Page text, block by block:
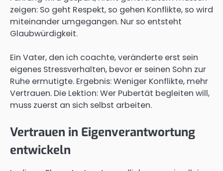
zeigen: So geht Respekt, so gehen Konflikte, so wird
miteinander umgegangen. Nur so entsteht
Glaubwürdigkeit.
Ein Vater, den ich coachte, veränderte erst sein
eigenes Stressverhalten, bevor er seinen Sohn zur
Ruhe ermutigte. Ergebnis: Weniger Konflikte, mehr
Vertrauen. Die Lektion: Wer Pubertät begleiten will,
muss zuerst an sich selbst arbeiten.
Vertrauen in Eigenverantwortung
entwickeln